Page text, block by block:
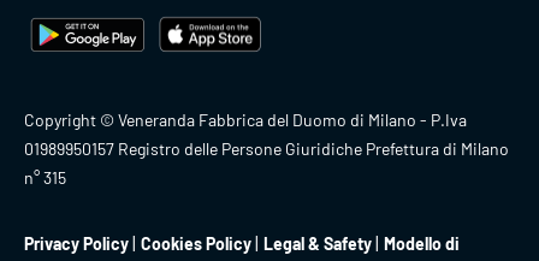
Copyright © Veneranda Fabbrica del Duomo di Milano - P.Iva
01989950157 Registro delle Persone Giuridiche Prefettura di Milano
n° 315
Privacy Policy Cookies Policy Legal & Safety Modello di